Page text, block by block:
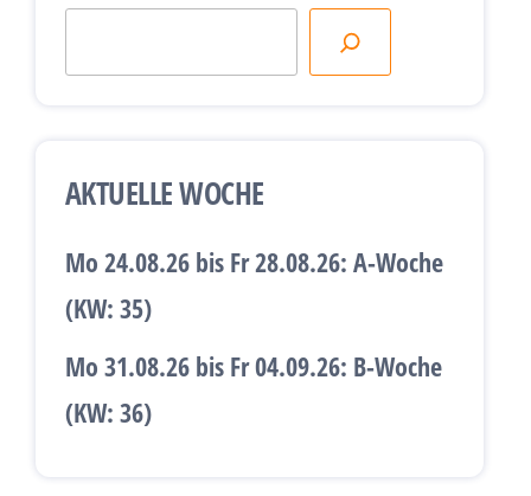
AKTUELLE WOCHE
Mo 24.08.26 bis Fr 28.08.26: A-Woche
(KW: 35)
Mo 31.08.26 bis Fr 04.09.26: B-Woche
(KW: 36)